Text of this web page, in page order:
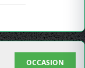
OCCASION